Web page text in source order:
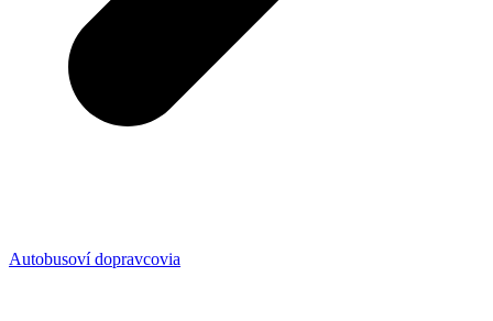
Autobusoví dopravcovia